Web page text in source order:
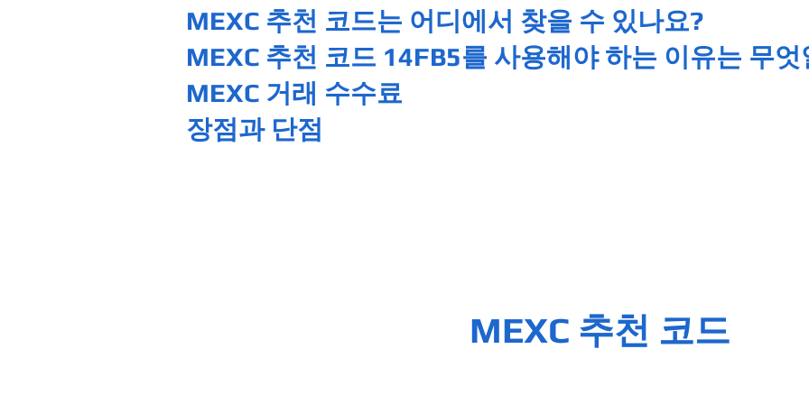
MEXC 추천 코드는 어디에서 찾을 수 있나요?
MEXC 추천 코드 14FB5를 사용해야 하는 이유는 무엇
MEXC 거래 수수료
장점과 단점
MEXC 추천 코드